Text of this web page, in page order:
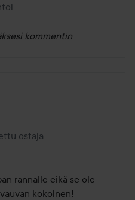
kommentin
sitten
ostaja
rannalle eikä se ole
kokoinen!